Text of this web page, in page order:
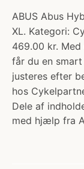
ABUS Abus
XL. Kategori:
469.00 kr.
får du en
justeres efter
hos
Dele af
med hjælp fra